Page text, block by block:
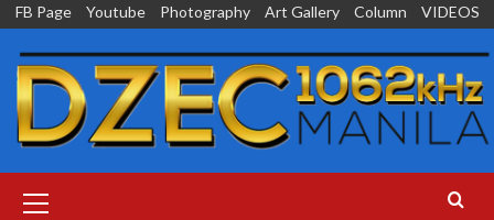
Skip
content
FB Page Youtube Photography Art Gallery Column VIDEOS
Menu